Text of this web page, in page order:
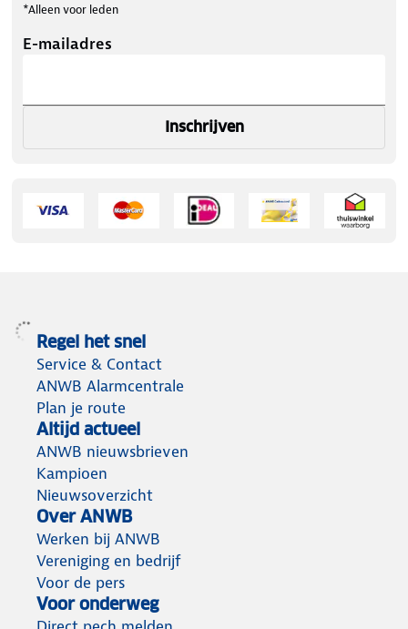
*Alleen voor leden
E-mailadres
Inschrijven
Regel het snel
Service & Contact
ANWB Alarmcentrale
Plan je route
Altijd actueel
ANWB nieuwsbrieven
Kampioen
Nieuwsoverzicht
Over ANWB
Werken bij ANWB
Vereniging en bedrijf
Voor de pers
Voor onderweg